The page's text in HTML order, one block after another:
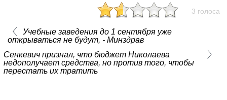
3 голоса
Учебные заведения до 1 сентября уже
открываться не будут, - Минздрав
Сенкевич признал, что бюджет Николаева
недополучает средства, но против того, чтобы
перестать их тратить